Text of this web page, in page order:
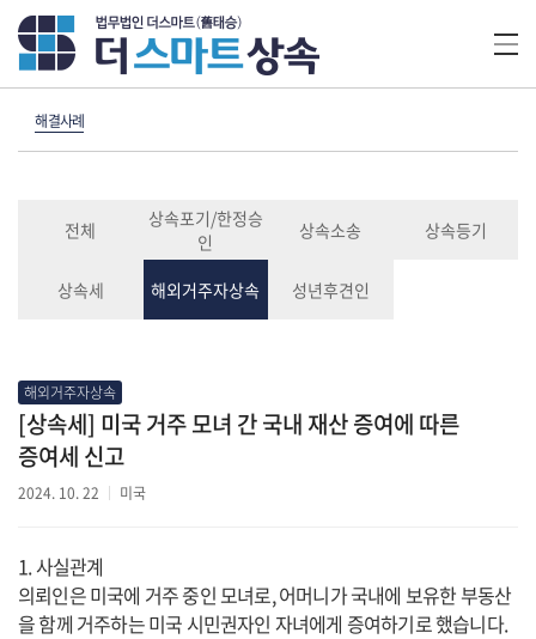
해결사례
전체
상속포기/한정승
인
상속소송 상속등기
상속세 해외거주자상속 성년후견인
해외거주자상속
[상속세] 미국 거주 모녀 간 국내 재산 증여에 따른
증여세 신고
2024. 10. 22 미국
1. 사실관계
의뢰인은 미국에 거주 중인 모녀로, 어머니가 국내에 보유한 부동산
을 함께 거주하는 미국 시민권자인 자녀에게 증여하기로 했습니다.